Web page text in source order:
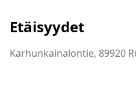
Etäisyydet
Karhunkainalontie, 89920